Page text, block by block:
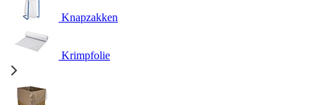
Knapzakken
Krimpfolie